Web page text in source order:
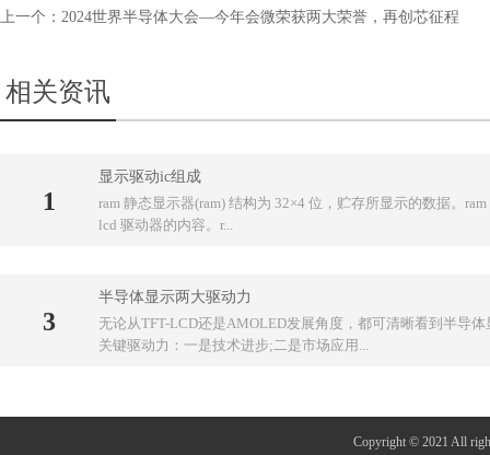
相关资讯
1
显示驱动ic组成
ram 静态显示器(ram) 结构为 32×4 位，贮存所显示的数据。
lcd 驱动器的内容。r...
3
半导体显示两大驱动力
无论从TFT-LCD还是AMOLED发展角度，都可清晰看到半导
关键驱动力：一是技术进步;二是市场应用...
2024世界半导体大会—今年会微荣获两大荣誉，再创芯征程
上一个：
Copyright © 2021 All